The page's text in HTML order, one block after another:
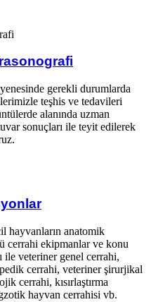
gerekli durumlarda
teşhis ve tedavileri
alanında uzman
sonuçları ile teyit edilerek
hayvanların anatomik
cerrahi ekipmanlar ve konu
ile veteriner genel cerrahi,
cerrahi, veteriner şirurjikal
cerrahi, kısırlaştırma
hayvan cerrahisi vb.